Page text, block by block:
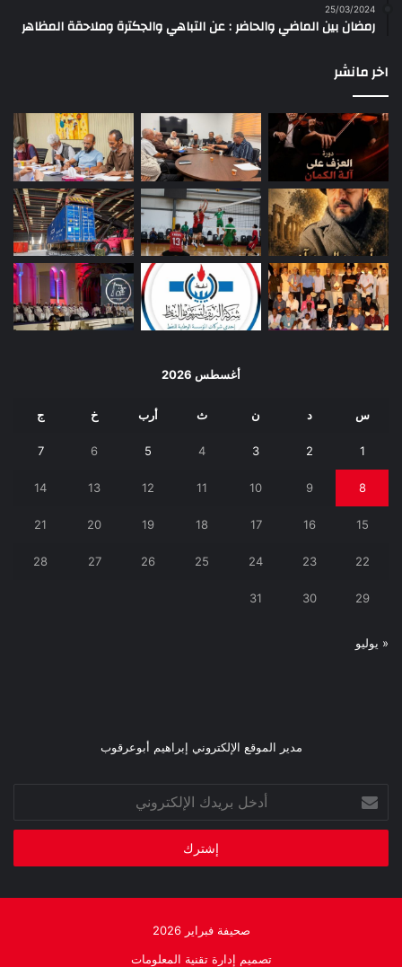
25/03/2024
رمضان بين الماضي والحاضر : عن التباهي والجكترة وملاحقة المظاهر
اخر مانشر
أغسطس 2026
س د ن ث أرب خ ج
1
2
3
4
5
6
7
8
9
10
11
12
13
14
15
16
17
18
19
20
21
22
23
24
25
26
27
28
29
30
31
« يوليو
مدير الموقع الإلكتروني إبراهيم أبوعرقوب
أدخل
بريدك
الإلكتروني
صحيفة فبراير 2026
تصميم إدارة تقنية المعلومات